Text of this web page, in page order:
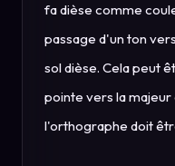
fa dièse comme
passage d'un ton
sol dièse. Cela peut
pointe vers la majeur
l'orthographe doit